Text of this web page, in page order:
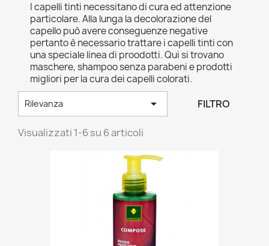
I capelli tinti necessitano di cura ed attenzione
particolare. Alla lunga la decolorazione del
capello può avere conseguenze negative
pertanto è necessario trattare i capelli tinti con
una speciale linea di proodotti. Qui si trovano
maschere, shampoo senza parabeni e prodotti
migliori per la cura dei capelli colorati.
Rilevanza  FILTRO
Visualizzati 1-6 su 6 articoli